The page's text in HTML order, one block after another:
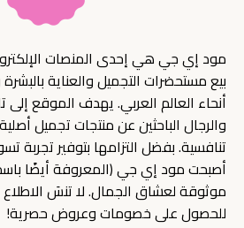
مود إي جي هي إحدى المنصات
بيع مستحضرات التجميل والعناية
أنحاء العالم العربي. يهدف الموقع إلى
والرجال الباحثين عن منتجات تجميل
تنافسية. بفضل التزامها بتوفير تجربة
أصبحت مود إي جي (المعروفة أيضًا
موثوقة لعشاق الجمال. لا تنسَ
للحصول على خصومات وعروض حصرية!